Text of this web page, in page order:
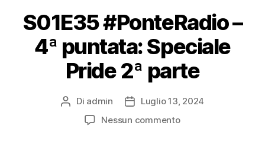
S01E35 #PonteRadio –
4ª puntata: Speciale
Pride 2ª parte
Autore
articolo
Di admin
DataLuglio 13, 2024
Nessun commentosu